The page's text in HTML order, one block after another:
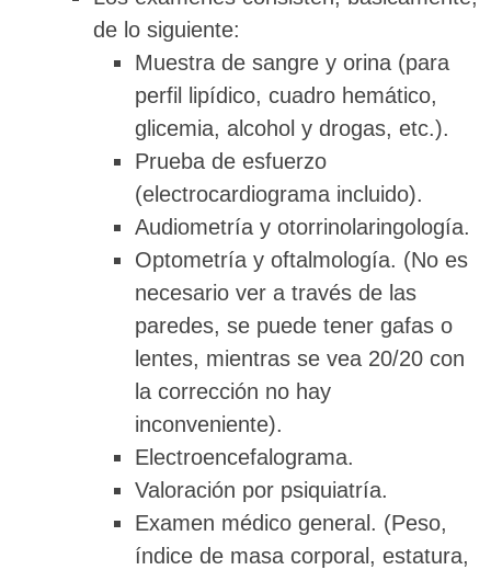
de lo siguiente:
Muestra de sangre y orina (para
perfil lipídico, cuadro hemático,
glicemia, alcohol y drogas, etc.).
Prueba de esfuerzo
(electrocardiograma incluido).
Audiometría y otorrinolaringología.
Optometría y oftalmología. (No es
necesario ver a través de las
paredes, se puede tener gafas o
lentes, mientras se vea 20/20 con
la corrección no hay
inconveniente).
Electroencefalograma.
Valoración por psiquiatría.
Examen médico general. (Peso,
índice de masa corporal, estatura,